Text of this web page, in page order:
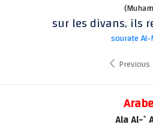
sur les divans, ils
sourate
Previous
Ala Al-